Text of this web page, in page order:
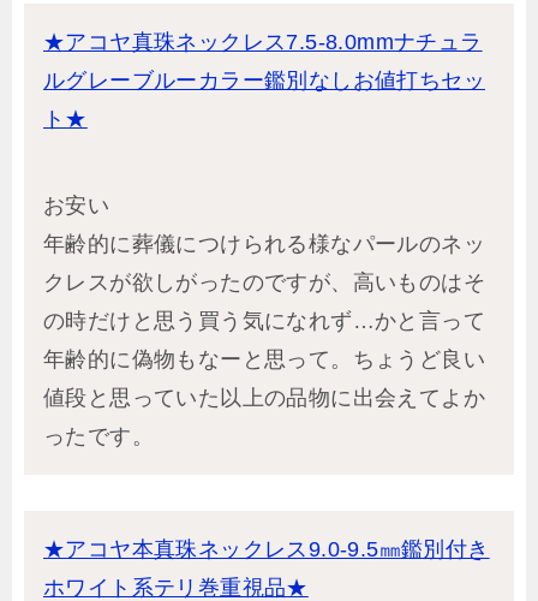
★アコヤ真珠ネックレス7.5-8.0mmナチュラ
ルグレーブルーカラー鑑別なしお値打ちセッ
ト★
お安い
年齢的に葬儀につけられる様なパールのネッ
クレスが欲しがったのですが、高いものはそ
の時だけと思う買う気になれず…かと言って
年齢的に偽物もなーと思って。ちょうど良い
値段と思っていた以上の品物に出会えてよか
ったです。
★アコヤ本真珠ネックレス9.0-9.5㎜鑑別付き
ホワイト系テリ巻重視品★